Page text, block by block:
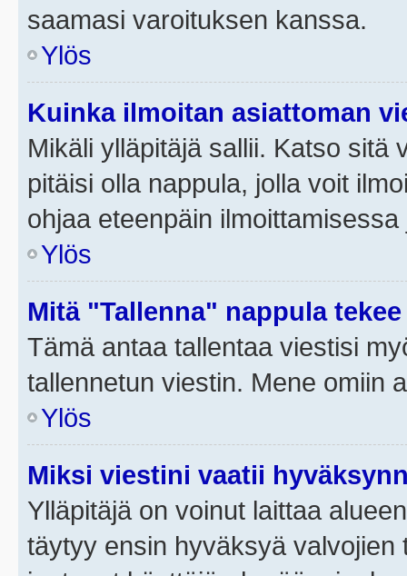
saamasi varoituksen kanssa.
Ylös
Kuinka ilmoitan asiattoman
Mikäli ylläpitäjä sallii. Katso sitä
pitäisi olla nappula, jolla voit
ohjaa eteenpäin
Ylös
Mitä "Tallenna" nappula
Tämä antaa tallentaa viestisi
tallennetun viestin. Mene omiin
Ylös
Miksi viestini vaatii
Ylläpitäjä on voinut laittaa
täytyy ensin hyväksyä